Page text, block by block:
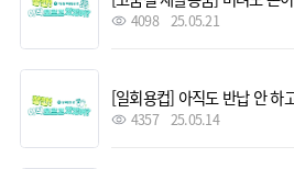
4098 25.05.21
[일회용컵] 아직도 반납 안 하
4357 25.05.14